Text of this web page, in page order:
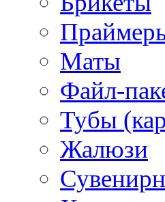
Маты
Файл-
Тубы
Жалюзи